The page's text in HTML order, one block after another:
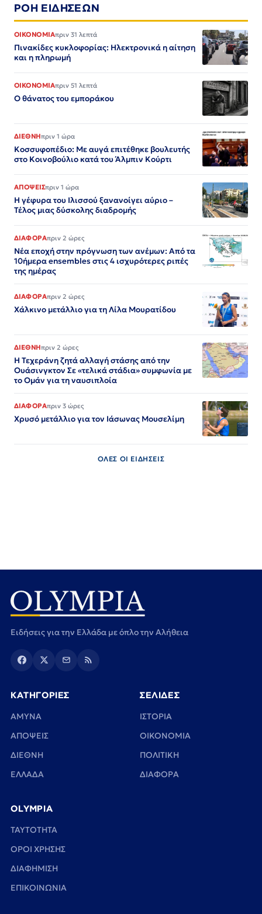
ΡΟΗ ΕΙΔΗΣΕΩΝ
ΟΙΚΟΝΟΜΙΑπριν 31 λεπτά
Πινακίδες κυκλοφορίας: Ηλεκτρονικά η αίτηση
και η πληρωμή
ΟΙΚΟΝΟΜΙΑπριν 51 λεπτά
Ο θάνατος του εμποράκου
ΔΙΕΘΝΗπριν 1 ώρα
Κοσσυφοπέδιο: Με αυγά επιτέθηκε βουλευτής
στο Κοινοβούλιο κατά του Άλμπιν Κούρτι
ΑΠΟΨΕΙΣπριν 1 ώρα
Η γέφυρα του Ιλισσού ξανανοίγει αύριο –
Τέλος μιας δύσκολης διαδρομής
ΔΙΑΦΟΡΑπριν 2 ώρες
Νέα εποχή στην πρόγνωση των ανέμων: Από τα
10ήμερα ensembles στις 4 ισχυρότερες ριπές
της ημέρας
ΔΙΑΦΟΡΑπριν 2 ώρες
Χάλκινο μετάλλιο για τη Λίλα Μουρατίδου
ΔΙΕΘΝΗπριν 2 ώρες
Η Τεχεράνη ζητά αλλαγή στάσης από την
Ουάσινγκτον Σε «τελικά στάδια» συμφωνία με
το Ομάν για τη ναυσιπλοία
ΔΙΑΦΟΡΑπριν 3 ώρες
Χρυσό μετάλλιο για τον Iάσωνας Μουσελίμη
ΟΛΕΣ ΟΙ ΕΙΔΗΣΕΙΣ
Ειδήσεις για την Ελλάδα με όπλο την Αλήθεια
ΚΑΤΗΓΟΡΙΕΣ
ΑΜΥΝΑ
ΑΠΟΨΕΙΣ
ΔΙΕΘΝΗ
ΕΛΛΑΔΑ
ΣΕΛΙΔΕΣ
ΙΣΤΟΡΙΑ
ΟΙΚΟΝΟΜΙΑ
ΠΟΛΙΤΙΚΗ
ΔΙΑΦΟΡΑ
OLYMPIA
TAYTOTHTA
ΟΡΟΙ ΧΡΗΣΗΣ
ΔΙΑΦΗΜΙΣΗ
ΕΠΙΚΟΙΝΩΝΙΑ